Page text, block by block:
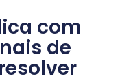
com
de